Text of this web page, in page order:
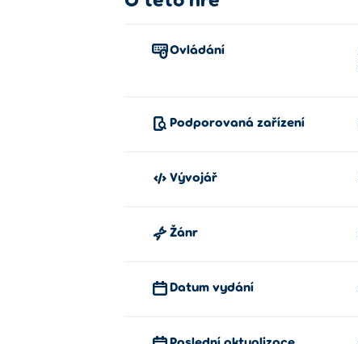
Ovládání
Podporovaná zařízení
Vývojář
Žánr
Datum vydání